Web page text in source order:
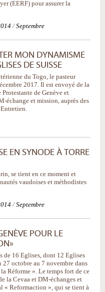
(EERF) pour assurer la
/Septembre
MON DYNAMISME
DE SUISSE
du Togo, le pasteur
2017. Il est envoyé de la
de Genève et
échange et mission, auprès des
Entretien.
EN SYNODE À TORRE
se tient en ce moment et
vaudoises et méthodistes
/Septembre
POUR LE
de 16 Eglises, dont 12 Eglises
27 octobre au 7 novembre dans
Réforme ». Le temps fort de ce
la Cevaa et DM-échanges et
« Reformaction », qui se tient à